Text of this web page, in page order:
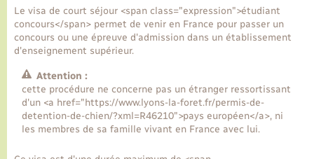
Présentation de la commune
Histoire et patrimoine
L’intercommunalité
Nouvel habitant
Numérique et services - accompagnement
Organisation d’événement
Seniors
Le visa de court séjour <span class="expression">étudiant
concours</span> permet de venir en France pour passer un
concours ou une épreuve d'admission dans un établissement
d'enseignement supérieur.
Attention :
cette procédure ne concerne pas un étranger ressortissant
d'un <a href="https://www.lyons-la-foret.fr/permis-de-
detention-de-chien/?xml=R46210">pays européen</a>, ni
les membres de sa famille vivant en France avec lui.